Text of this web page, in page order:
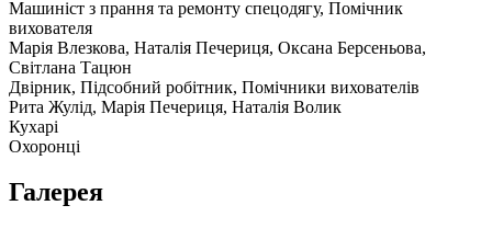
Машиніст з прання та ремонту спецодягу, Помічник
вихователя
Марія Влезкова, Наталія Печериця, Оксана Берсеньова,
Світлана Тацюн
Двірник, Підсобний робітник, Помічники вихователів
Рита Жулід, Марія Печериця, Наталія Волик
Кухарі
Охоронці
Галерея